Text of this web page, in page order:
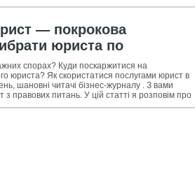
— покрокова
юриста по
+ огляд ТОП-5
арбітражних спорів
спорах? Куди поскаржитися на
юриста? Як скористатися послугами юрист в
шановні читачі бізнес-журналу . З вами
правових питань. У цій статті я розповім про